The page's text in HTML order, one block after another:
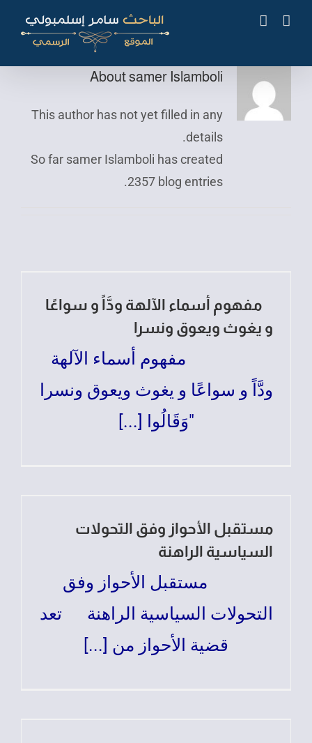
Aboutsamer Islamboli
This author has not yet filled in any
details.
So far samer Islamboli has created
2357 blog entries.
مفهوم أسماء الآلهة ودَّاً و سواعًا
و يغوث ويعوق ونسرا
مفهوم أسماء الآلهة
ودَّاً و سواعًا و يغوث ويعوق ونسرا
"وَقَالُوا [...]
مستقبل الأحواز وفق التحولات
السياسية الراهنة
مستقبل الأحواز وفق
التحولات السياسية الراهنة تعد
قضية الأحواز من [...]